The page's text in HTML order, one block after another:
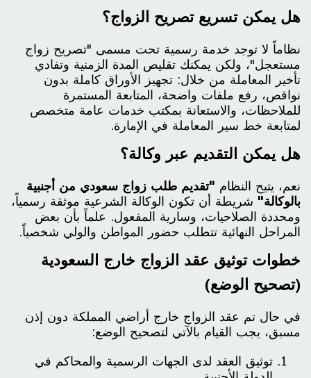
هل يمكن تسريع تصريح الزواج؟
نظاماً لا توجد خدمة رسمية تحت مسمى "تصريح زواج
مستعجل"، ولكن يمكنك تقليص المدة الزمنية وتفادي
تأخير المعاملة من خلال: تجهيز الأوراق كاملة بدون
نواقص، رفع ملفات واضحة، المتابعة المستمرة
للملاحظات، والاستعانة بمكتب خدمات عامة متخصص
لمتابعة خط سير المعاملة في الإمارة.
هل يمكن التقديم عبر وكالة؟
نعم، يتيح النظام "تقديم طلب زواج سعودي من أجنبية
بالوكالة" شريطة أن تكون الوكالة الشرعية موثقة رسمياً،
ومحددة الصلاحيات، وسارية المفعول. علماً بأن بعض
المراحل النهائية تتطلب حضور المواطن والولي شخصياً.
خطوات توثيق عقد الزواج خارج السعودية
(تصحيح الوضع)
في حال تم عقد الزواج خارج أراضي المملكة دون إذن
مسبق، يجب القيام بالآتي لتصحيح الوضع:
توثيق العقد لدى الجهات الرسمية والمحاكم في